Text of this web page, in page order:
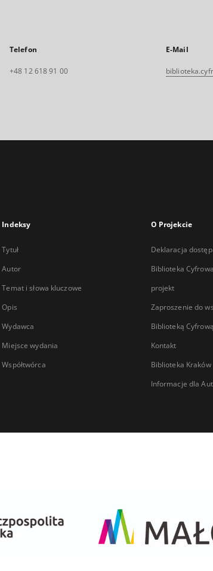
Telefon
+48 12 618 91 00
E-Mail
Indeksy
Tytuł
Autor
Temat i słowa kluczowe
Opis
Wydawca
Miejsce wydania
Współtwórca
O Projekcie
Deklaracja
Biblioteka
projekt
Zaproszenie do
Biblioteką
Kontakt
Biblioteka Kraków
Informacje dla